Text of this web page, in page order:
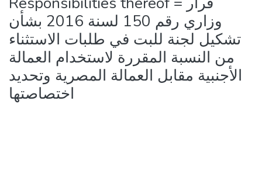
وزاري رقم 150 لسنة 2016 بشأن
تشكيل لجنة للبت في طلبات الاستثناء
من النسبة المقررة لاستخدام العمالة
الأجنبية مقابل العمالة المصرية وتحديد
اختصاصتها